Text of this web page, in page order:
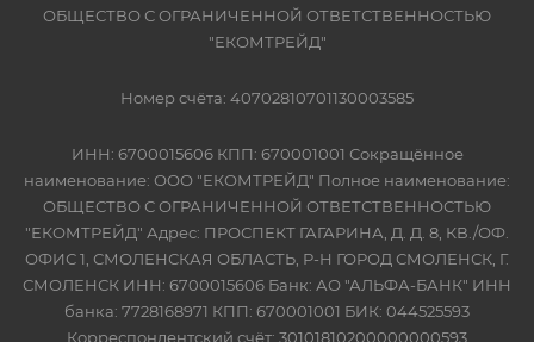
ОБЩЕСТВО С ОГРАНИЧЕННОЙ ОТВЕТСТВЕННОСТЬЮ
"ЕКОМТРЕЙД"
Номер счёта: 40702810701130003585
ИНН: 6700015606 КПП: 670001001 Сокращённое
наименование: ООО "ЕКОМТРЕЙД" Полное наименование:
ОБЩЕСТВО С ОГРАНИЧЕННОЙ ОТВЕТСТВЕННОСТЬЮ
"ЕКОМТРЕЙД" Адрес: ПРОСПЕКТ ГАГАРИНА, Д. Д. 8, КВ./ОФ.
ОФИС 1, СМОЛЕНСКАЯ ОБЛАСТЬ, Р-Н ГОРОД СМОЛЕНСК, Г.
СМОЛЕНСК ИНН: 6700015606 Банк: АО "АЛЬФА-БАНК" ИНН
банка: 7728168971 КПП: 670001001 БИК: 044525593
Корреспондентский счёт: 30101810200000000593